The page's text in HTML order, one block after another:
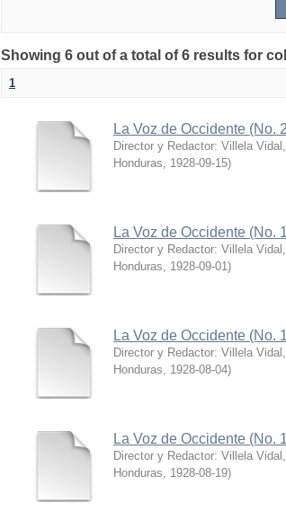
Showing 6 out of a total of 6 results for
1
La Voz de Occidente (No.
Director y Redactor: Villela
Honduras, 1928-09-15)
La Voz de Occidente (No.
Director y Redactor: Villela
Honduras, 1928-09-01)
La Voz de Occidente (No.
Director y Redactor: Villela
Honduras, 1928-08-04)
La Voz de Occidente (No.
Director y Redactor: Villela
Honduras, 1928-08-19)